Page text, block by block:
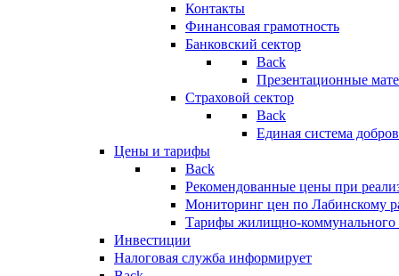
Контакты
Финансовая грамотность
Банковский сектор
Back
Презентационные
Страховой сектор
Back
Единая система
Цены и тарифы
Back
Рекомендованные цены при
Мониторинг цен по Лабинскому
Тарифы жилищно-коммунального
Инвестиции
Налоговая служба информирует